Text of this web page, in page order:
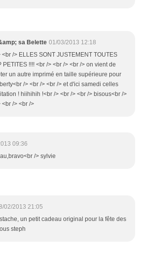
sa Belette 01/03/2013 12:18
<br /> ELLES SONT JUSTEMENT TOUTES
PETITES !!!! <br /> <br /> <br /> on vient de
un autre imprimé en taille supérieure pour
/> <br /> <br /> et d'ici samedi celles
! hiihihih !<br /> <br /> <br /> bisous<br />
<br /> <br />
09:36
/> sylvie
02/2013 21:05
un petit cadeau original pour la fête des
steph